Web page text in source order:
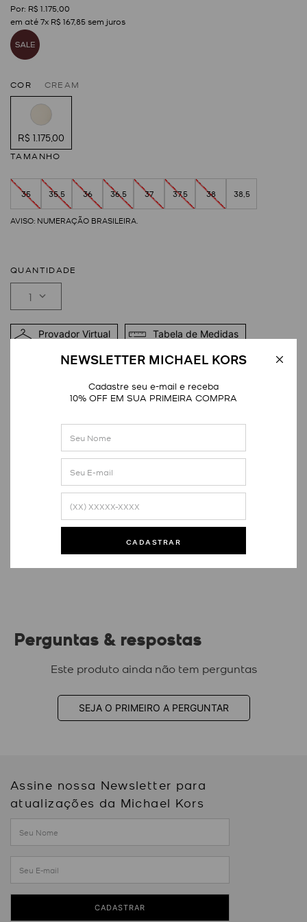
NEWSLETTER MICHAEL KORS
Cadastre seu e-mail e receba
10% OFF EM SUA PRIMEIRA COMPRA
CADASTRAR
R$ 1 17500
em até7x R$ 167,85sem juros
COR CREAM
R$ 1.175,00
TAMANHO
35 35,5 36 36,5 37 37,5 38 38,5
QUANTIDADE
1
Provador Virtual Tabela de Medidas
Avaliações
Este produto ainda não tem avaliações
SEJA O PRIMEIRO A AVALIAR
Perguntas & respostas
Este produto ainda não tem perguntas
SEJA O PRIMEIRO A PERGUNTAR
Assine nossa Newsletter para
atualizações da Michael Kors
CADASTRAR